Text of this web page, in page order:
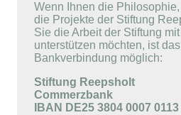
Wenn Ihnen die
die Projekte der Stiftung
Sie die Arbeit der Stiftung
unterstützen möchten, ist
Bankverbindung möglich:
Stiftung Reepsholt
Commerzbank
IBAN DE25 3804 0007